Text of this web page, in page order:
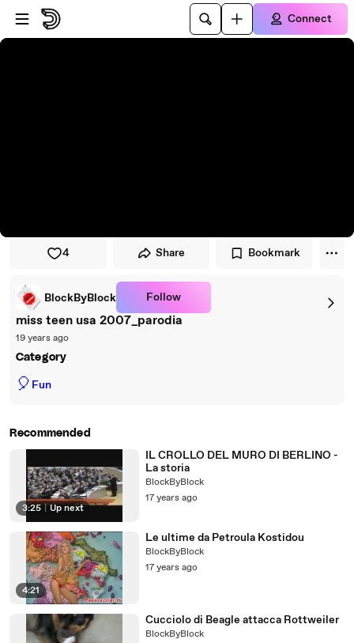
Skip to player
Skip to main content
Connect
4 Share Bookmark
BlockByBlock Follow
miss teen usa 2007_parodia
19 years ago
Category
🎈 Fun
Recommended
3:25 Up next
IL CROLLO DEL MURO DI BERLINO -
La storia
BlockByBlock
17 years ago
4:21
Le ultime da Petroula Kostidou
BlockByBlock
17 years ago
Cucciolo di Beagle attacca Rottweiler
BlockByBlock